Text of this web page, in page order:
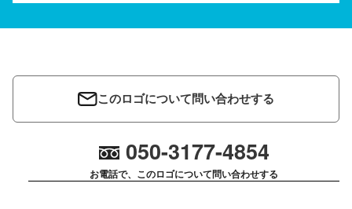
このロゴについて問い合わせする
050-3177-4854
お電話で、このロゴについて問い合わせする